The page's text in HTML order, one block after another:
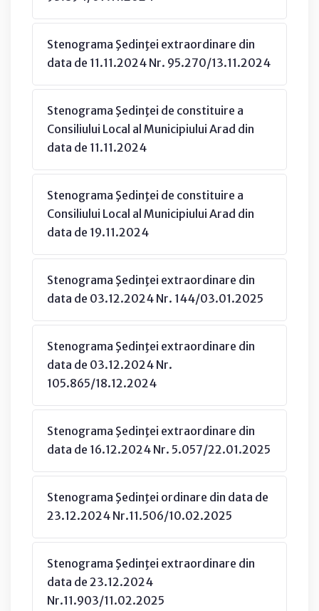
Stenograma Şedinţei extraordinare din
data de 11.11.2024 Nr. 95.270/13.11.2024
Stenograma Şedinţei de constituire a
Consiliului Local al Municipiului Arad din
data de 11.11.2024
Stenograma Şedinţei de constituire a
Consiliului Local al Municipiului Arad din
data de 19.11.2024
Stenograma Şedinţei extraordinare din
data de 03.12.2024 Nr. 144/03.01.2025
Stenograma Şedinţei extraordinare din
data de 03.12.2024 Nr.
105.865/18.12.2024
Stenograma Şedinţei extraordinare din
data de 16.12.2024 Nr. 5.057/22.01.2025
Stenograma Şedinţei ordinare din data de
23.12.2024 Nr.11.506/10.02.2025
Stenograma Şedinţei extraordinare din
data de 23.12.2024
Nr.11.903/11.02.2025